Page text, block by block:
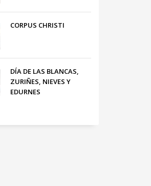
CORPUS CHRISTI
DÍA DE LAS BLANCAS,
ZURIÑES, NIEVES Y
EDURNES